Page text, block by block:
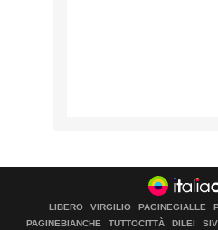
LIBERO VIRGILIO PAGINEGIALLE
PAGINEBIANCHE
TUTTOCITTÀ DILEI